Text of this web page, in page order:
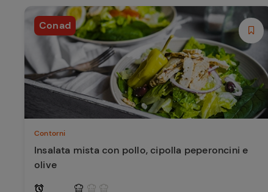
Conad
Contorni
Insalata mista con pollo, cipolla peperoncini e
olive